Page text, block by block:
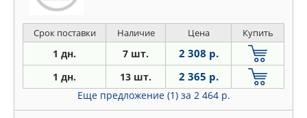
Срок поставки Наличие Цена Купить
1 дн. 7 шт. 2 308 р.
1 дн. 13 шт. 2 365 р.
Еще предложение (1) за 2 464 р.